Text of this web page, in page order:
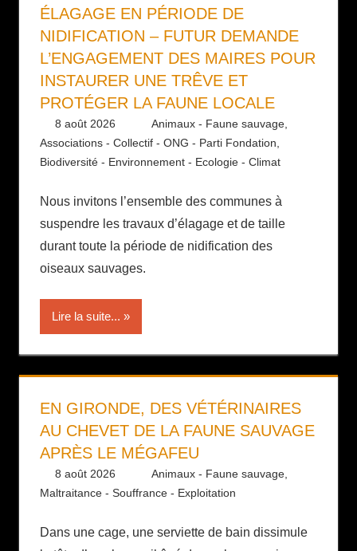
ÉLAGAGE EN PÉRIODE DE
NIDIFICATION – FUTUR DEMANDE
L’ENGAGEMENT DES MAIRES POUR
INSTAURER UNE TRÊVE ET
PROTÉGER LA FAUNE LOCALE
8 août 2026 Daniel
Animaux - Faune sauvage,
Associations - Collectif - ONG - Parti Fondation
Biodiversité - Environnement - Ecologie - Climat
Nous invitons l’ensemble des communes à
suspendre les travaux d’élagage et de taille
durant toute la période de nidification des
oiseaux sauvages.
Lire la suite...
EN GIRONDE, DES VÉTÉRINAIRES
AU CHEVET DE LA FAUNE SAUVAGE
APRÈS LE MÉGAFEU
8 août 2026 Daniel
Animaux - Faune sauvage,
Maltraitance - Souffrance - Exploitation
Dans une cage, une serviette de bain dissimule